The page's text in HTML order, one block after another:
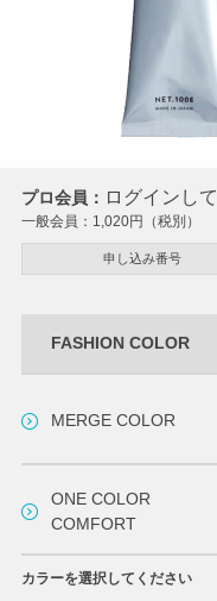
プロ会員： ログインし
一般会員： 1,020円（税別）
申し込み番号
カラーを選択してください
FASHION COLOR
MERGE COLOR
ONE COLOR
COMFORT